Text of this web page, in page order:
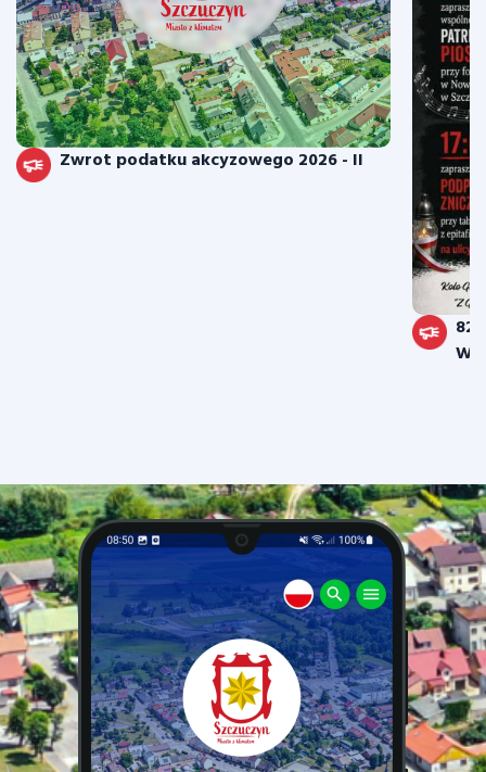
Zwrot podatku akcyzowego 2026 - II